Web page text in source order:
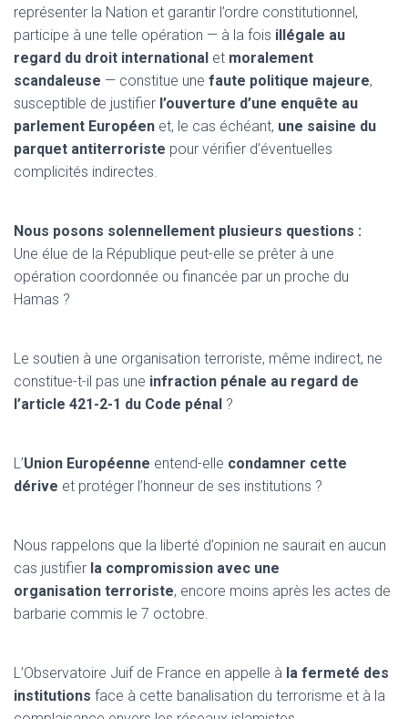
représenter la Nation et garantir l’ordre constitutionnel,
participe à une telle opération — à la fois illégale au
regard du droit international et moralement
scandaleuse — constitue une fautе politique majeure,
susceptible de justifier l’ouverture d’une enquête au
parlement Européen et, le cas échéant, une saisine du
parquet antiterroriste pour vérifier d’éventuelles
complicités indirectes.
Nous posons solennellement plusieurs questions :
Une élue de la République peut-elle se prêter à une
opération coordonnée ou financée par un proche du
Hamas ?
Le soutien à une organisation terroriste, même indirect, ne
constitue-t-il pas une infraction pénale au regard de
l’article 421-2-1 du Code pénal ?
L’Union Européenne entend-elle condamner cette
dérive et protéger l’honneur de ses institutions ?
Nous rappelons que la liberté d’opinion ne saurait en aucun
cas justifier la compromission avec une
organisation terroriste, encore moins après les actes de
barbarie commis le 7 octobre.
L’Observatoire Juif de France en appelle à la fermeté des
institutions face à cette banalisation du terrorisme et à la